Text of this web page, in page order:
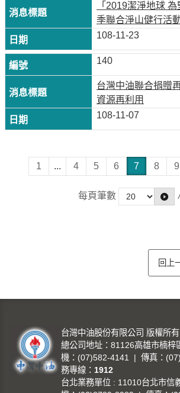
「2019潔淨地球
季聯合淨山健行活
108-11-23
140
台灣中油聯合捐贈
資源再利用
108-11-07
1 ... 4 5 6 7 8 9
每頁筆數 /
回上
台灣中油股份有限公司 版權所有
總公司地址：81126高雄市楠
機：(07)582-4141 | 傳真：
務專線： 1912
台北業務單位 : 11010台北市